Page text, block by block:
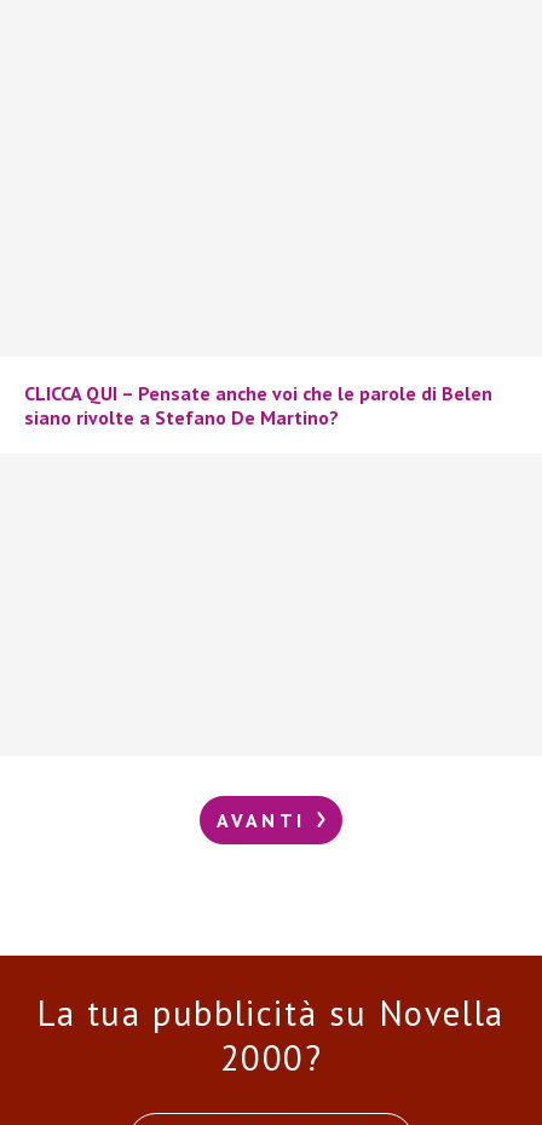
CLICCA QUI – Pensate anche voi che le parole di Belen
siano rivolte a Stefano De Martino?
AVANTI
La tua pubblicità su Novella
2000?